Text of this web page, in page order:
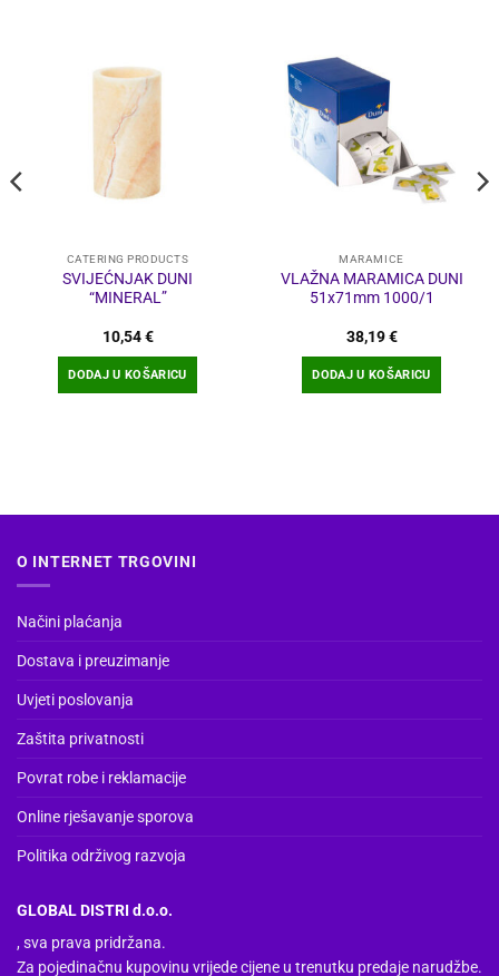
CATERING PRODUCTS
SVIJEĆNJAK DUNI
“MINERAL”
10,54€
DODAJ U KOŠARICU
MARAMICE
VLAŽNA MARAMICA DUNI
51x71mm 1000/1
38,19€
DODAJ U KOŠARICU
O INTERNET TRGOVINI
Načini plaćanja
Dostava i preuzimanje
Uvjeti poslovanja
Zaštita privatnosti
Povrat robe i reklamacije
Online rješavanje sporova
Politika održivog razvoja
GLOBAL DISTRI d.o.o.
, sva prava pridržana.
Za pojedinačnu kupovinu vrijede cijene u trenutku predaje narudžbe.